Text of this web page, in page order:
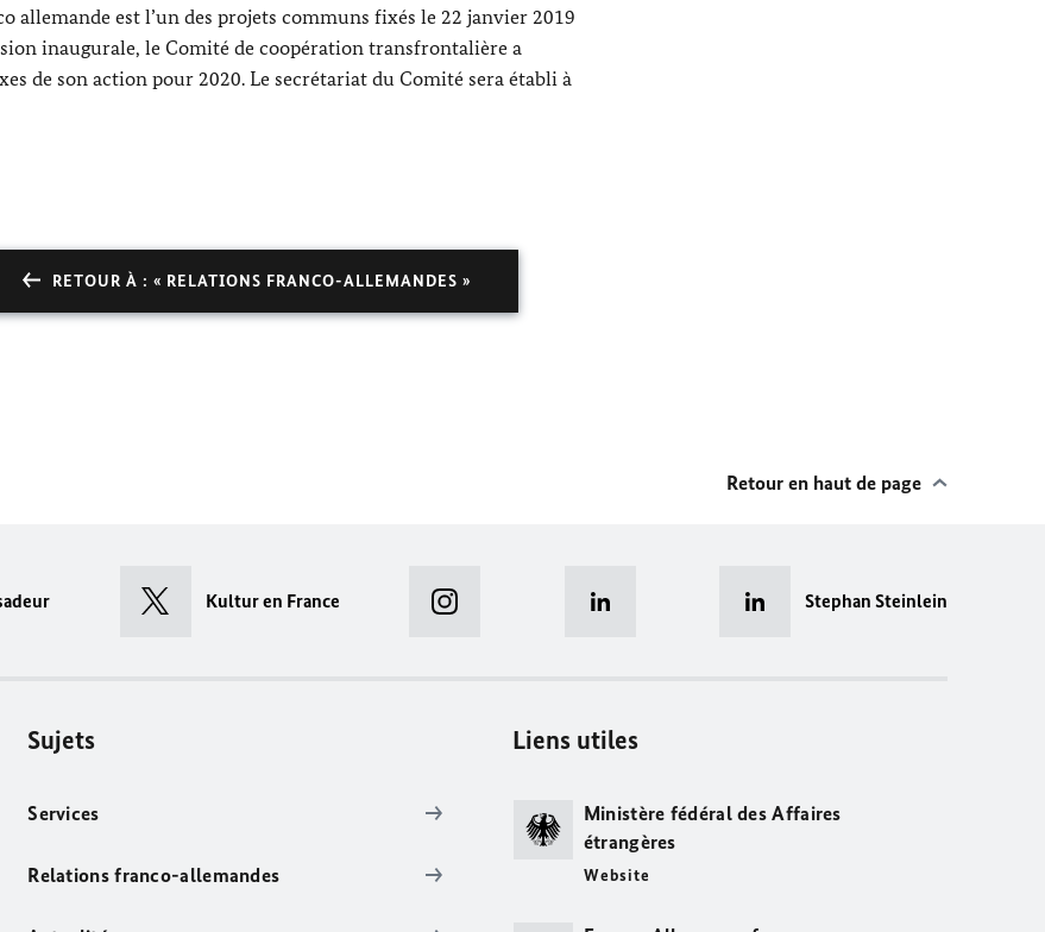
est l’un des projets communs fixés le 22 janvier 2019
inaugurale, le Comité de coopération transfrontalière a
de son action pour 2020. Le secrétariat du Comité sera établi à
RETOUR À : « RELATIONS FRANCO-ALLEMANDES »
Retour en haut de page
Kultur en France Stephan Steinlein
Sujets
Services
Relations franco-allemandes
Liens utiles
Ministère fédéral des Affaires
étrangères
Website